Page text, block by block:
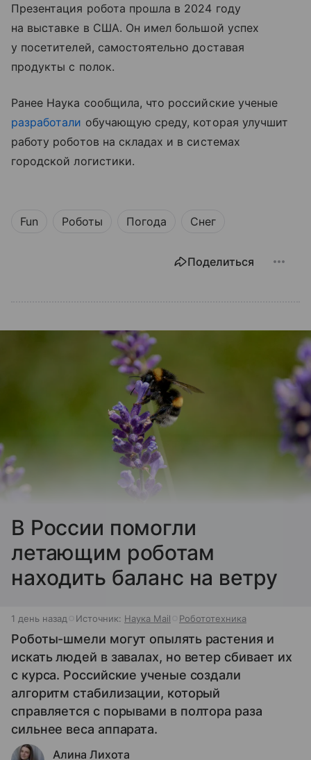
Презентация робота прошла в 2024 году
на выставке в США. Он имел большой успех
у посетителей, самостоятельно доставая
продукты с полок.
Ранее Наука сообщила, что российские ученые
разработали обучающую среду, которая улучшит
работу роботов на складах и в системах
городской логистики.
Fun Роботы Погода Снег
Поделиться
В России помогли
летающим роботам
находить баланс на ветру
1 день назад Источник: Наука Mail Робототехника
Роботы-шмели могут опылять растения и
искать людей в завалах, но ветер сбивает их
с курса. Российские ученые создали
алгоритм стабилизации, который
справляется с порывами в полтора раза
сильнее веса аппарата.
Алина Лихота